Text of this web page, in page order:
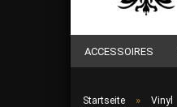
ACCESSOIRES
Startseite » Vinyl